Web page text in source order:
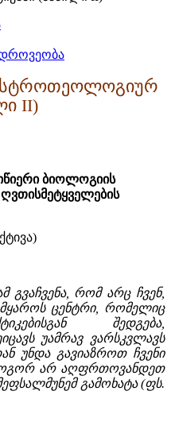
II)
ბიოლოგიის
გვაჩვენა, რომ არც ჩვენ,
ცენტრი, რომელიც
შედგება,
უამრავ ვარსკვლავს
უნდა გავიაზროთ ჩვენი
არ აღფრთოვანდეთ
გამოხატა(ფს.